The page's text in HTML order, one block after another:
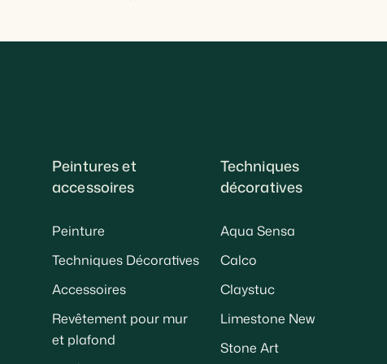
Peintures et
accessoires
Peinture
Techniques Décoratives
Accessoires
Revêtement pour mur
et plafond
Techniques
décoratives
Aqua Sensa
Calco
Claystuc
Limestone New
Stone Art